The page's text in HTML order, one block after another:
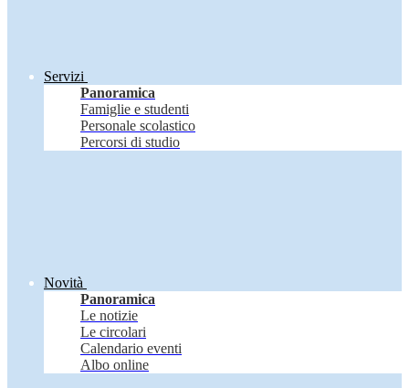
Servizi
Panoramica
Famiglie e studenti
Personale scolastico
Percorsi di studio
Novità
Panoramica
Le notizie
Le circolari
Calendario eventi
Albo online